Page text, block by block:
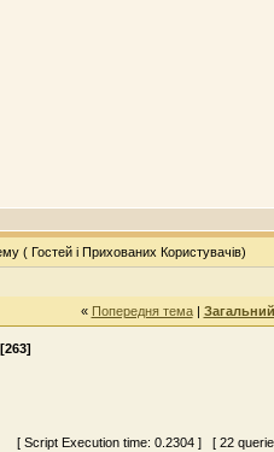
( Гостей і Прихованих Користувачів)
« Попередня тема|
[263]
[ Script Execution time: 0.2304 ] [ 22